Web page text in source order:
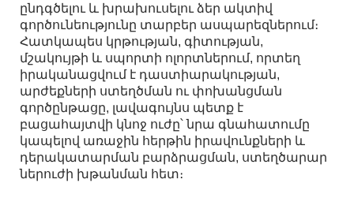
ընդգծելու և խրախուսելու ձեր ակտիվ
գործունեությունը տարբեր ասպարեզներում։
Հատկապես կրթության, գիտության,
մշակույթի և սպորտի ոլորտներում, որտեղ
իրականացվում է դաստիարակության,
արժեքների ստեղծման ու փոխանցման
գործընթացը, լավագույնս պետք է
բացահայտվի կնոջ ուժը՝ նրա գնահատումը
կապելով առաջին հերթին իրավունքների և
դերակատարման բարձրացման, ստեղծարար
ներուժի խթանման հետ։